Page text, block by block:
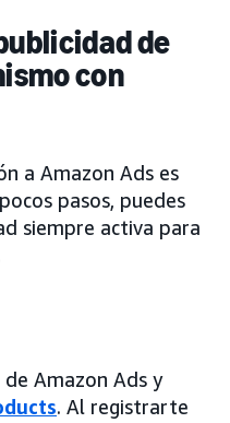
de
con
a Amazon Ads es
pasos, puedes
siempre activa para
Amazon Ads y
. Al registrarte